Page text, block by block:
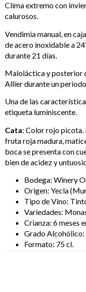
Clima extremo con
calurosos.
Vendimia manual, en
de acero inoxidable a
durante 21 días.
Maloláctica y posterior
Allier durante un
Una de las
etiqueta luminiscente.
Cata: Color rojo picota.
fruta roja madura,
boca se presenta con
bien de acidez y
Bodega: Winery
Origen: Yecla
Tipo de Vino:
Variedades:
Crianza: 6 meses
Grado Alcohólico:
Formato: 75 cl.